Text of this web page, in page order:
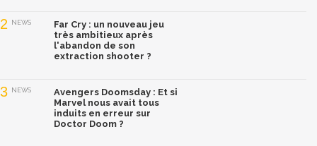
2 NEWS
Far Cry : un nouveau jeu
très ambitieux après
l'abandon de son
extraction shooter ?
3 NEWS
Avengers Doomsday : Et si
Marvel nous avait tous
induits en erreur sur
Doctor Doom ?